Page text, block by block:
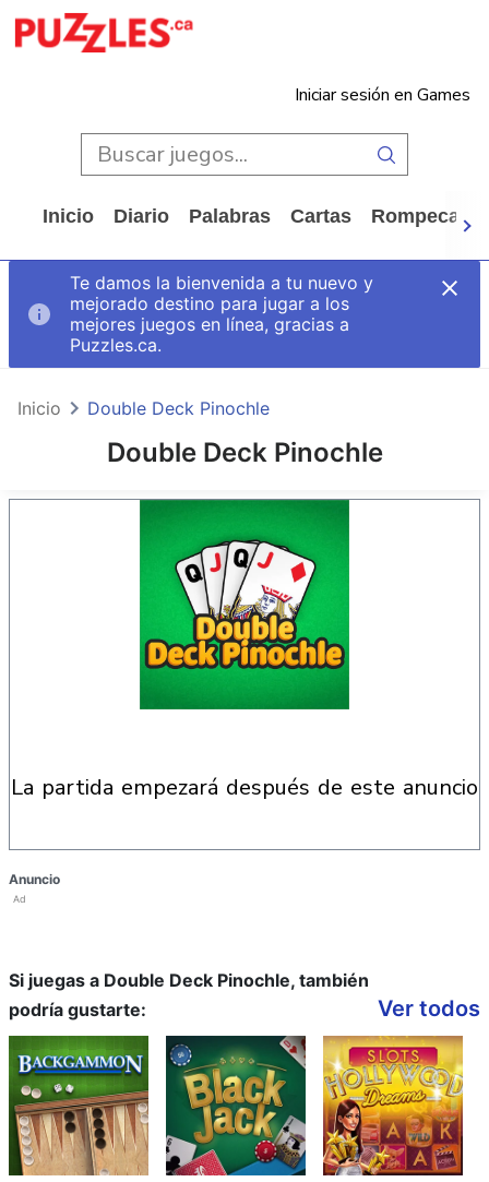
Iniciar sesión en Games
Inicio Diario Palabras Cartas
Te damos la bienvenida a tu nuevo y
mejorado destino para jugar a los
mejores juegos en línea, gracias a
Puzzles.ca.
Double Deck Pinochle
Inicio Double Deck Pinochle
la partida empezará después de este anuncio
Anuncio
Ad
Si juegas a Double Deck Pinochle, también
podría gustarte:
Ver todos